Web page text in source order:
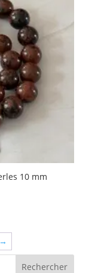
10 mm
→
Rechercher